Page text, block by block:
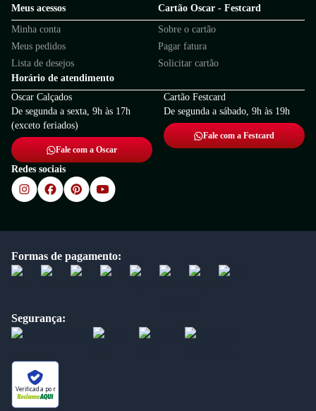
Meus acessos
Minha conta
Meus pedidos
Lista de desejos
Cartão Oscar - Festcard
Sobre o cartão
Pagar fatura
Solicitar cartão
Horário de atendimento
Oscar Calçados
De segunda a sexta, 9h às 17h
(exceto feriados)
Fale com a Oscar
Cartão Festcard
De segunda a sábado, 9h às 19h
Fale com a Festcard
Redes sociais
Formas de pagamento:
Segurança:
Verificada por